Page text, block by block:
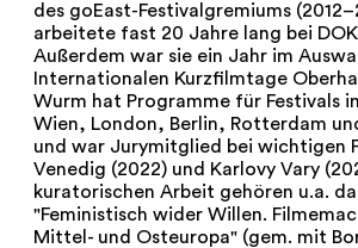
des goEast-Festivalgremiums
arbeitete fast 20 Jahre lang bei
Außerdem war sie ein Jahr im
Internationalen Kurzfilmtage
Wurm hat Programme für Festivals
Wien, London, Berlin, Rotterdam
und war Jurymitglied bei wichtigen
Venedig (2022) und Karlovy Vary
kuratorischen Arbeit gehören u.a.
"Feministisch wider Willen.
Mittel- und Osteuropa" (gem. mit